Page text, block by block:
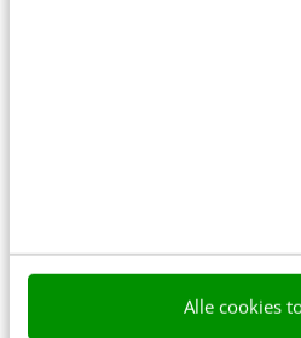
Alle cookies
juridische zaken dat hier
uitleggen? Het gaat hier